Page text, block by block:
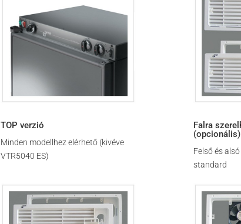
TOP verzió
Minden modellhez elérhető (kivéve
VTR5040 ES)
Falra
(opcionális)
Felső és
standard